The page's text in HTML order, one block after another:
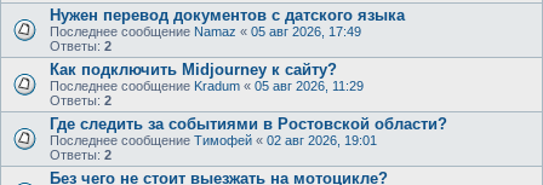
Нужен перевод документов с датского языка
Последнее сообщение Namaz « 05 авг 2026, 17:49
Ответы: 2
Как подключить Midjourney к сайту?
Последнее сообщение Kradum « 05 авг 2026, 11:29
Ответы: 2
Где следить за событиями в Ростовской области?
Последнее сообщение Тимофей « 02 авг 2026, 19:01
Ответы: 2
Без чего не стоит выезжать на мотоцикле?